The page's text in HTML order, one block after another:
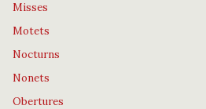
Misses
Motets
Nocturns
Nonets
Obertures